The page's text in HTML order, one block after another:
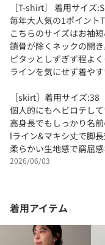
［T-shirt］ 着用サイズ:S
毎年大人気の1ポイントT
こちらのサイズはお袖短
鎖骨が除くネックの開
ピタッとしずぎず程よ
ラインを気にせず着やす
［skirt］着用サイズ:38
個人的にもヘビロテし
高身長でもしっかり名
lライン&マキシ丈で脚長
柔らかい生地感で窮屈感
2026/06/03
着用アイテム